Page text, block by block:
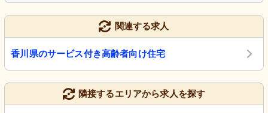
関連する求人
香川県のサービス付き高齢者向け住宅
隣接するエリアから求人を探す